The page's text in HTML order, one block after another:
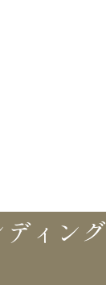
ィング